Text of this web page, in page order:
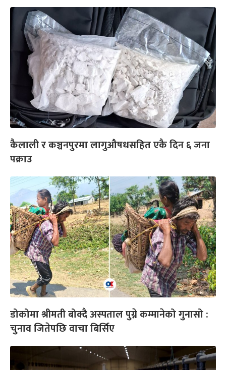
कैलाली र कञ्चनपुरमा लागुऔषधसहित एकै दिन ६ जना
पक्राउ
डोकोमा श्रीमती बोक्दै अस्पताल पुग्ने कम्मानेको गुनासो :
चुनाव जितेपछि वाचा बिर्सिए